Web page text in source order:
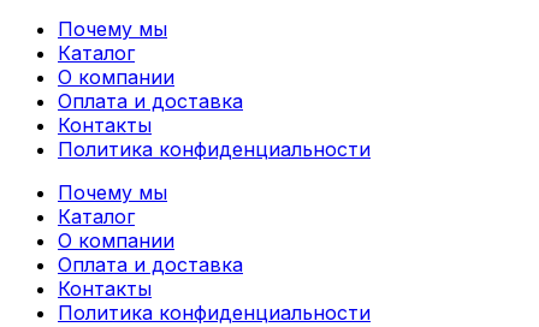
Почему мы
Каталог
О компании
Оплата и доставка
Контакты
Политика конфиденциальности
Почему мы
Каталог
О компании
Оплата и доставка
Контакты
Политика конфиденциальности